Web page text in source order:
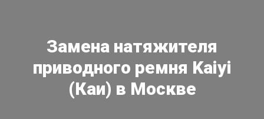
Замена натяжителя
приводного ремня Kaiyi
(Каи) в Москве